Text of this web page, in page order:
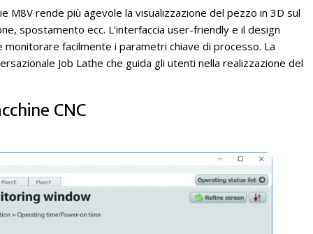
M8V rende più agevole la visualizzazione del pezzo in 3D sul
spostamento ecc. L’interfaccia user-friendly e il design
facilmente i parametri chiave di processo. La
Job Lathe che guida gli utenti nella realizzazione del
CNC